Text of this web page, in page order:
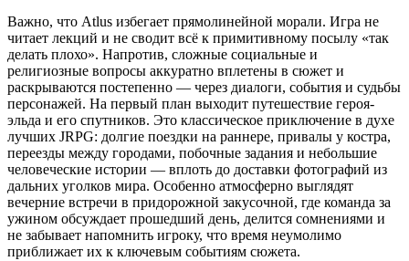
Важно, что Atlus избегает прямолинейной морали. Игра не
читает лекций и не сводит всё к примитивному посылу «так
делать плохо». Напротив, сложные социальные и
религиозные вопросы аккуратно вплетены в сюжет и
раскрываются постепенно — через диалоги, события и судьбы
персонажей. На первый план выходит путешествие героя-
эльда и его спутников. Это классическое приключение в духе
лучших JRPG: долгие поездки на раннере, привалы у костра,
переезды между городами, побочные задания и небольшие
человеческие истории — вплоть до доставки фотографий из
дальних уголков мира. Особенно атмосферно выглядят
вечерние встречи в придорожной закусочной, где команда за
ужином обсуждает прошедший день, делится сомнениями и
не забывает напомнить игроку, что время неумолимо
приближает их к ключевым событиям сюжета.